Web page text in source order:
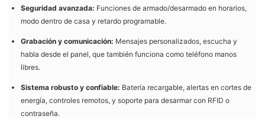
Seguridad avanzada: Funciones de armado/desarmado en horarios,
modo dentro de casa y retardo programable.
Grabación y comunicación: Mensajes personalizados, escucha y
habla desde el panel, que también funciona como teléfono manos
libres.
Sistema robusto y confiable: Batería recargable, alertas en cortes de
energía, controles remotos, y soporte para desarmar con RFID o
contraseña.